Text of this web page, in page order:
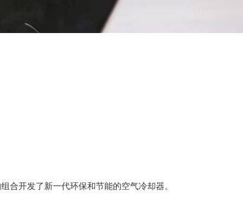
开发了新一代环保和节能的空气冷却器。